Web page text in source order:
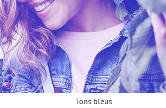
Tons bleus